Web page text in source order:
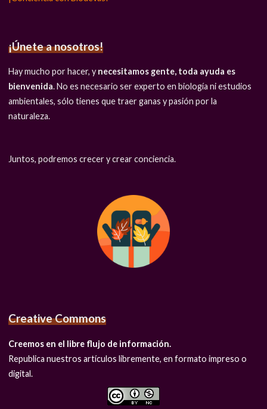
¡Únete a nosotros!
Hay mucho por hacer, y necesitamos gente, toda ayuda es
bienvenida. No es necesario ser experto en biología ni estudios
ambientales, sólo tienes que traer ganas y pasión por la
naturaleza.
Juntos, podremos crecer y crear conciencia.
Creative Commons
Creemos en el libre flujo de información.
Republica nuestros artículos libremente, en formato impreso o
digital.